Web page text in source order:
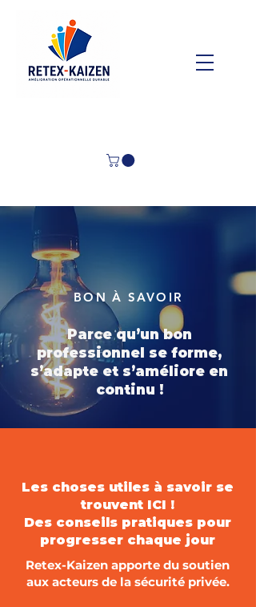
BON À SAVOIR
Parce qu’un bon
professionnel se forme,
s’adapte et s’améliore en
continu !
Les choses utiles à savoir se
trouvent ICI !
Des conseils pratiques pour
progresser chaque jour
Retex-Kaizen apporte du soutien
aux acteurs de la sécurité privée.